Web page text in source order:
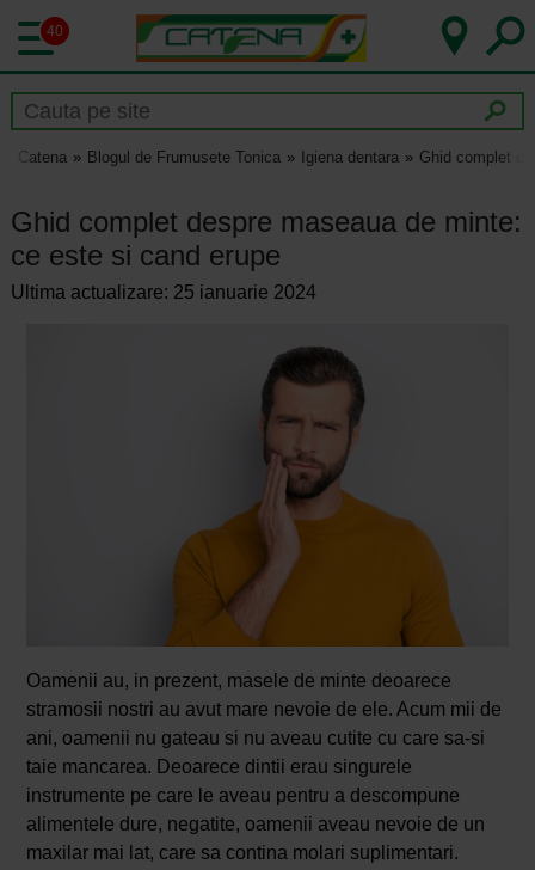
40
Catena Blogul de Frumusete Tonica Igiena dentara Ghid complet
Ghid complet despre maseaua de minte:
ce este si cand erupe
Ultima actualizare: 25 ianuarie 2024
Oamenii au, in prezent, masele de minte deoarece
stramosii nostri au avut mare nevoie de ele. Acum mii de
ani, oamenii nu gateau si nu aveau cutite cu care sa-si
taie mancarea. Deoarece dintii erau singurele
instrumente pe care le aveau pentru a descompune
alimentele dure, negatite, oamenii aveau nevoie de un
maxilar mai lat, care sa contina molari suplimentari.